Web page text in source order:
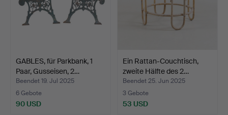
GABLES, für Parkbank, 1
Paar, Gusseisen, 2…
Beendet 19. Jul 2025
6 Gebote
90 USD
Ein Rattan-Couchtisch,
zweite Hälfte des 2…
Beendet 25. Jun 2025
3 Gebote
53 USD